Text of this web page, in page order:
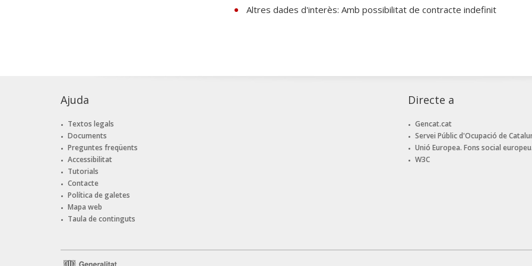
Altres dades d'interès: Amb possibilitat de contracte indefinit
Ajuda
Textos legals
Documents
Preguntes freqüents
Accessibilitat
Tutorials
Contacte
Política de galetes
Mapa web
Taula de continguts
Directe a
Gencat.cat
Servei Públic d'Ocupació de
Unió Europea. Fons social europeu.
W3C